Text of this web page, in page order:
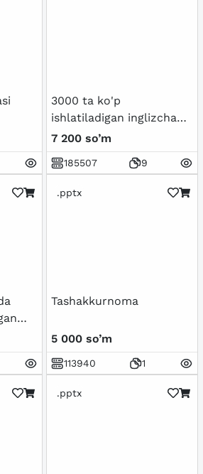
3000 ta ko'p
ishlatiladigan inglizcha
so'zlar ro'yxati.
7 200 so’m
185507 9
.pptx
Tashakkurnoma
5 000 so’m
113940 1
.pptx